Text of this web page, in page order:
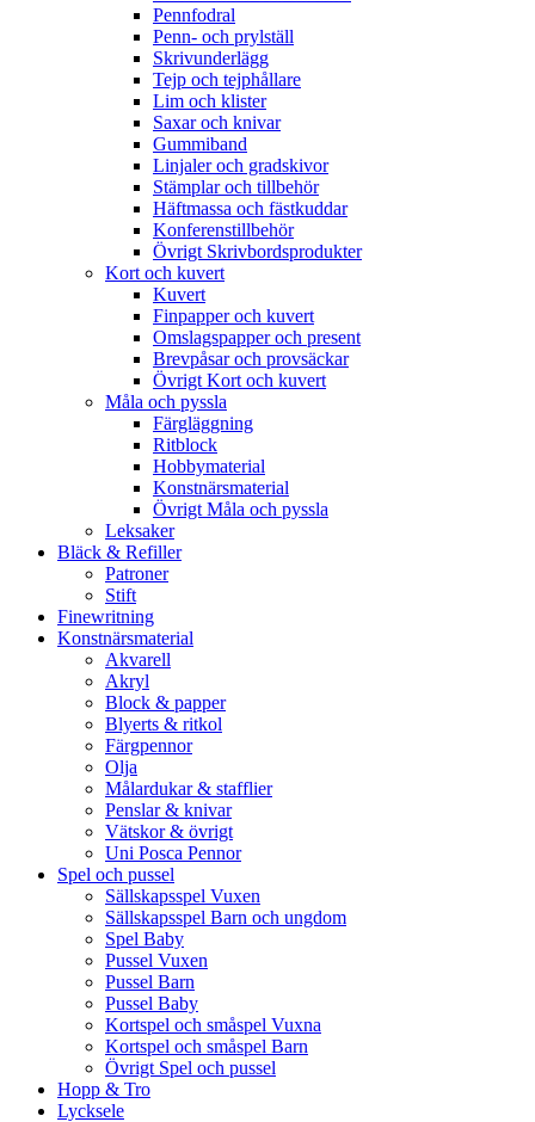
Pennfodral
Penn- och prylställ
Skrivunderlägg
Tejp och tejphållare
Lim och klister
Saxar och knivar
Gummiband
Linjaler och gradskivor
Stämplar och tillbehör
Häftmassa och fästkuddar
Konferenstillbehör
Övrigt Skrivbordsprodukter
Kort och kuvert
Kuvert
Finpapper och kuvert
Omslagspapper och present
Brevpåsar och provsäckar
Övrigt Kort och kuvert
Måla och pyssla
Färgläggning
Ritblock
Hobbymaterial
Konstnärsmaterial
Övrigt Måla och pyssla
Leksaker
Bläck & Refiller
Patroner
Stift
Finewritning
Konstnärsmaterial
Akvarell
Akryl
Block & papper
Blyerts & ritkol
Färgpennor
Olja
Målardukar & stafflier
Penslar & knivar
Vätskor & övrigt
Uni Posca Pennor
Spel och pussel
Sällskapsspel Vuxen
Sällskapsspel Barn och ungdom
Spel Baby
Pussel Vuxen
Pussel Barn
Pussel Baby
Kortspel och småspel Vuxna
Kortspel och småspel Barn
Övrigt Spel och pussel
Hopp & Tro
Lycksele